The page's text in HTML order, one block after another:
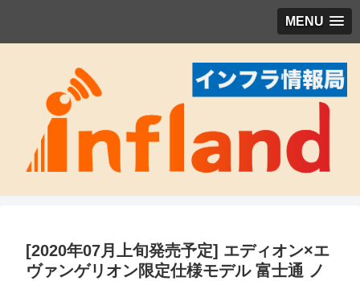
MENU
[2020年07月上旬発売予定] エディオン×エ
ヴァンゲリオン限定仕様モデル 富士通 ノ